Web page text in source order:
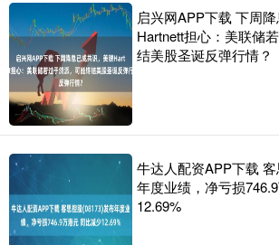
启兴网APP下载 下周
Hartnett担心：美联储
结美股圣诞反弹行情？
牛达人配资APP下载
年度业绩，净亏损
12.69%